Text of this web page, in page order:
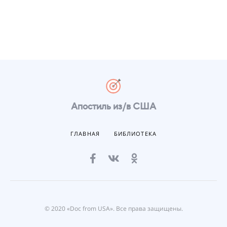
Апостиль из/в США
ГЛАВНАЯ БИБЛИОТЕКА
© 2020 «Doc from USA». Все права защищены.